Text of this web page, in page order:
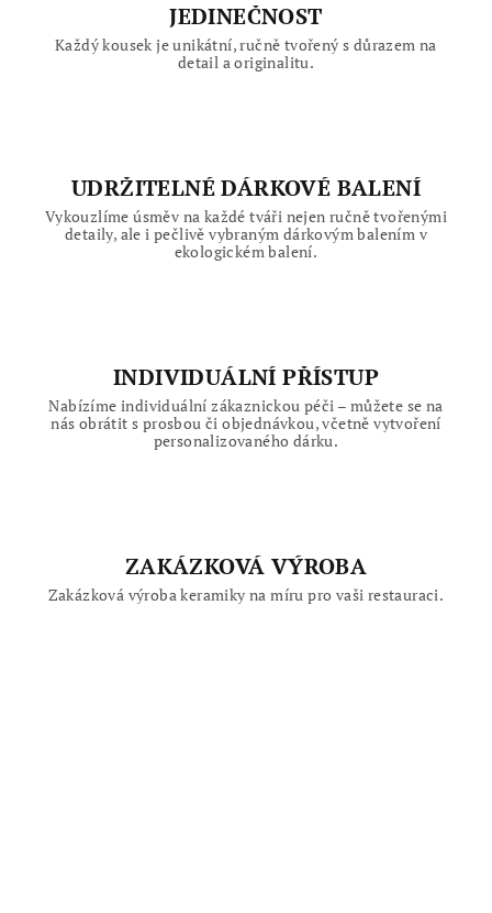
JEDINEČNOST
Každý kousek je unikátní, ručně tvořený s důrazem na
detail a originalitu.
UDRŽITELNÉ DÁRKOVÉ BALENÍ
Vykouzlíme úsměv na každé tváři nejen ručně tvořenými
detaily, ale i pečlivě vybraným dárkovým balením v
ekologickém balení.
INDIVIDUÁLNÍ PŘÍSTUP
Nabízíme individuální zákaznickou péči – můžete se na
nás obrátit s prosbou či objednávkou, včetně vytvoření
personalizovaného dárku.
ZAKÁZKOVÁ VÝROBA
Zakázková výroba keramiky na míru pro vaši restauraci.